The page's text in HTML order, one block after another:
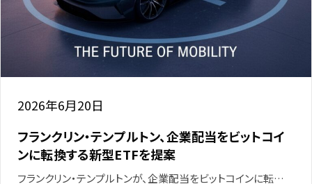
2026年6月20日
フランクリン・テンプルトン、企業配当をビットコイ
ンに転換する新型ETFを提案
フランクリン・テンプルトンが、企業配当をビットコインに転…